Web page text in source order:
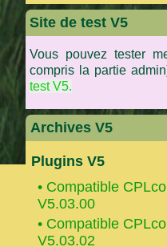
Site de test V5
Vous pouvez tester
compris la partie
test V5.
Archives V5
Plugins V5
• Compatible
V5.03.00
• Compatible
V5.03.02